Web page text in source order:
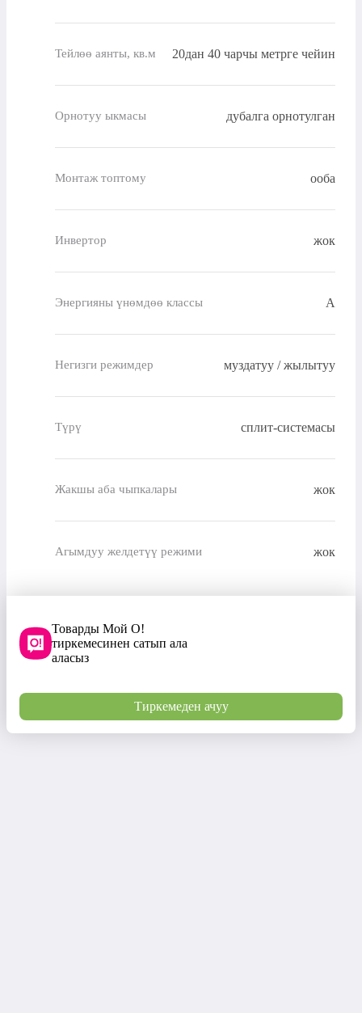
Тейлөө аянты, кв.м 20дан 40 чарчы метрге чейин
Орнотуу ыкмасы дубалга орнотулган
Монтаж топтому ооба
Инвертор жок
Энергияны үнөмдөө классы A
Негизги режимдер муздатуу / жылытуу
Түрү сплит-системасы
Жакшы аба чыпкалары жок
Агымдуу желдетүү режими жок
Товарды Мой О!
тиркемесинен сатып ала
аласыз
Тиркемеден ачуу